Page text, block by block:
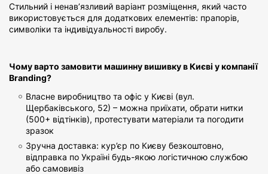
Стильний і ненав’язливий варіант розміщення, який часто
використовується для додаткових елементів: прапорів,
символіки та індивідуальності виробу.
Чому варто замовити машинну вишивку в Києві у компанії
Branding?
Власне виробництво та офіс у Києві (вул.
Щербаківського, 52) – можна приїхати, обрати нитки
(500+ відтінків), протестувати матеріали та погодити
зразок
Зручна доставка: кур’єр по Києву безкоштовно,
відправка по Україні будь-якою логістичною службою
або самовивіз